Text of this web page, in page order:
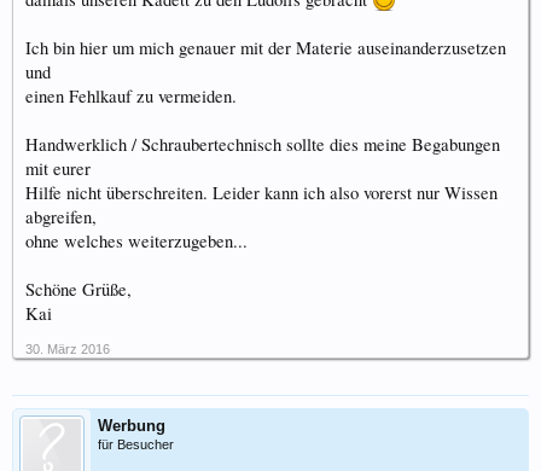
Ich bin hier um mich genauer mit der Materie auseinanderzusetzen
und
einen Fehlkauf zu vermeiden.
Handwerklich / Schraubertechnisch sollte dies meine Begabungen
mit eurer
Hilfe nicht überschreiten. Leider kann ich also vorerst nur Wissen
abgreifen,
ohne welches weiterzugeben...
Schöne Grüße,
Kai
30. März 2016
Werbung
für Besucher